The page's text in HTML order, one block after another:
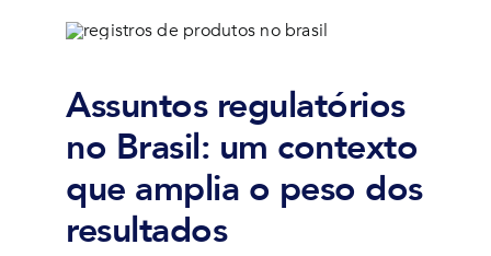
Assuntos regulatórios
no Brasil: um contexto
que amplia o peso dos
resultados